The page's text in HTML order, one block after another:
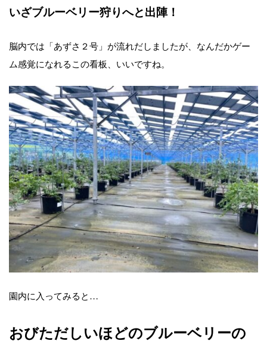
いざブルーベリー狩りへと出陣！
脳内では「あずさ２号」が流れだしましたが、なんだかゲー
ム感覚になれるこの看板、いいですね。
園内に入ってみると…
おびただしいほどのブルーベリーの